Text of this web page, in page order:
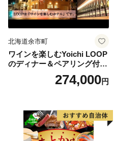
北海道余市町
ワインを楽しむYoichi LOOP
のディナー＆ペアリング付宿
泊プラン＜デラックスツイン
274,000円